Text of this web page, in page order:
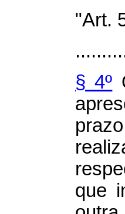
"Art.
§ 4º
que